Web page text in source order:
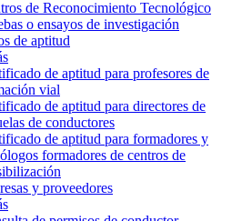
de Reconocimiento Tecnológico
o ensayos de investigación
de aptitud
de aptitud para profesores de
vial
de aptitud para directores de
de conductores
de aptitud para formadores y
formadores de centros de
y proveedores